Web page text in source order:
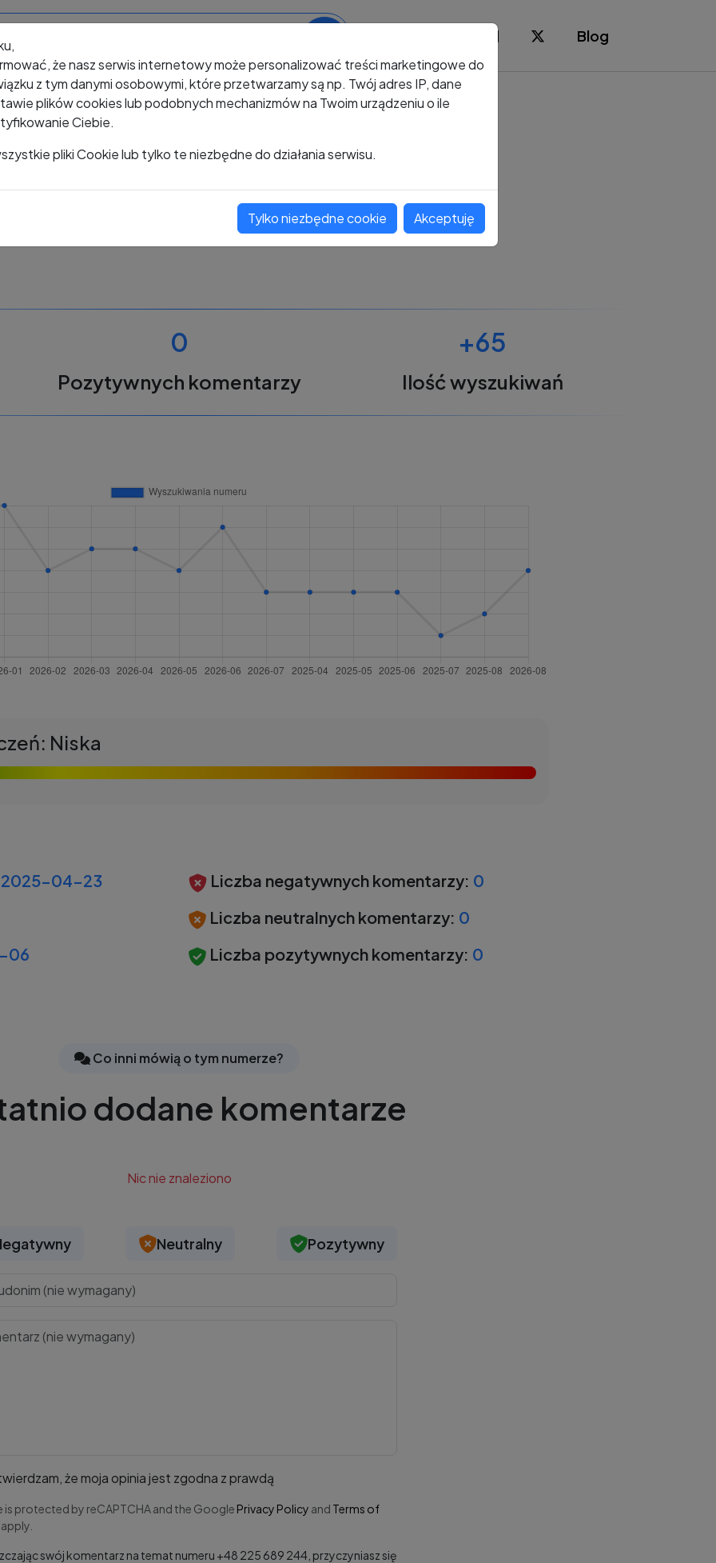
Blog
+48 225 689 244
Oceń ten numer
0
Pozytywnych komentarzy
+65
Ilość wyszukiwań
Niska
2025-04-23
06
Liczba negatywnych komentarzy: 0
Liczba neutralnych komentarzy: 0
Liczba pozytywnych komentarzy: 0
Co inni mówią o tym numerze?
dodane komentarze
Nic nie znaleziono
Neutralny Pozytywny
że moja opinia jest zgodna z prawdą
is protected by reCAPTCHA and the Google Privacy Policy and Terms of
apply.
swój komentarz na temat numeru +48 225 689 244, przyczyniasz się
że nasz serwis internetowy może personalizować treści marketingowe do
z tym danymi osobowymi, które przetwarzamy są np. Twój adres IP, dane
plików cookies lub podobnych mechanizmów na Twoim urządzeniu o ile
Ciebie.
pliki Cookie lub tylko te niezbędne do działania serwisu.
Tylko niezbędne cookie Akceptuję